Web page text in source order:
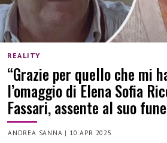
REALITY
“Grazie per quello che mi
l’omaggio di Elena Sofia
Fassari, assente al suo
ANDREA SANNA | 10 APR 2025